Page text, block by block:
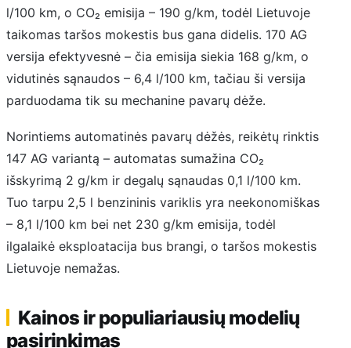
l/100 km, o CO₂ emisija – 190 g/km, todėl Lietuvoje
taikomas taršos mokestis bus gana didelis. 170 AG
versija efektyvesnė – čia emisija siekia 168 g/km, o
vidutinės sąnaudos – 6,4 l/100 km, tačiau ši versija
parduodama tik su mechanine pavarų dėže.
Norintiems automatinės pavarų dėžės, reikėtų rinktis
147 AG variantą – automatas sumažina CO₂
išskyrimą 2 g/km ir degalų sąnaudas 0,1 l/100 km.
Tuo tarpu 2,5 l benzininis variklis yra neekonomiškas
– 8,1 l/100 km bei net 230 g/km emisija, todėl
ilgalaikė eksploatacija bus brangi, o taršos mokestis
Lietuvoje nemažas.
Kainos ir populiariausių modelių
pasirinkimas